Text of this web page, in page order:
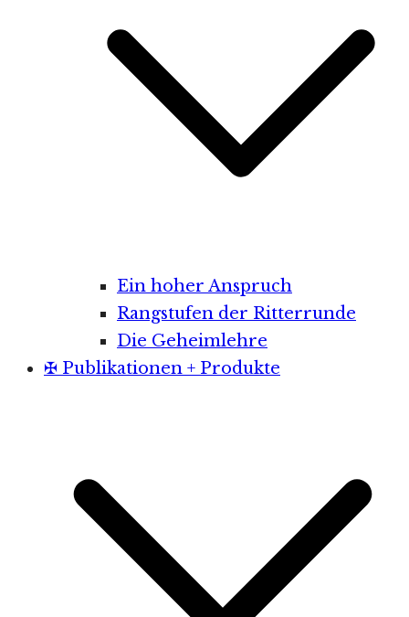
Ein hoher Anspruch
Rangstufen der Ritterrunde
Die Geheimlehre
✠ Publikationen + Produkte